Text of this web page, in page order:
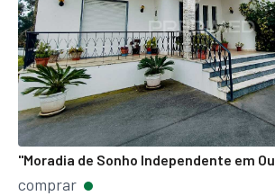
"Moradia de Sonho Independente em
comprar